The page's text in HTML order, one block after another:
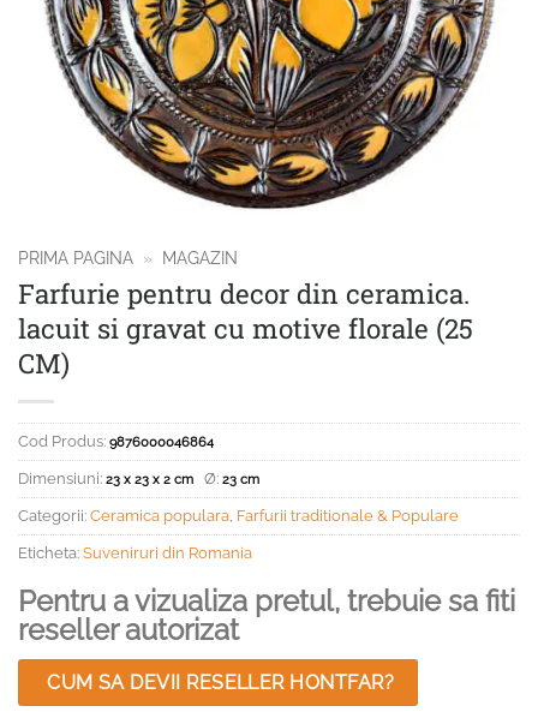
PRIMA PAGINA » MAGAZIN
Farfurie pentru decor din ceramica.
lacuit si gravat cu motive florale (25
CM)
Cod Produs: 9876000046864
Dimensiuni: 23 x 23 x 2 cm Ø: 23 cm
Categorii: Ceramica populara Farfurii traditionale & Populare
Eticheta: Suveniruri din Romania
Pentru a vizualiza pretul, trebuie sa fiti
reseller autorizat
CUM SA DEVII RESELLER HONTFAR?